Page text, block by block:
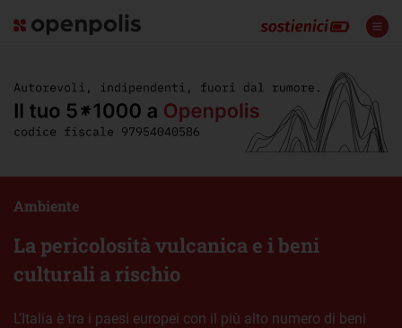
La pericolosità vulcanica e i beni
culturali a rischio
Ambiente
L’Italia è tra i paesi europei con il più alto numero di beni